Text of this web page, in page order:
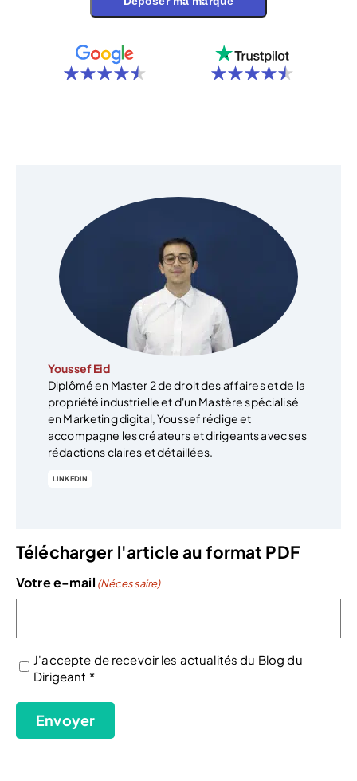
Youssef Eid
Diplômé en Master 2 de droit des affaires et de la
propriété industrielle et d'un Mastère spécialisé
en Marketing digital, Youssef rédige et
accompagne les créateurs et dirigeants avec ses
rédactions claires et détaillées.
LINKEDIN
Télécharger l'article au format PDF
Votre e-mail (Nécessaire)
(Nécessaire)
J'accepte de recevoir les actualités du Blog du
Dirigeant *
Envoyer